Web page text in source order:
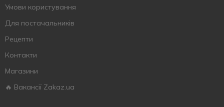
Умови користування
Для постачальників
Рецепти
Контакти
Магазини
🔥 Вакансії Zakaz.ua